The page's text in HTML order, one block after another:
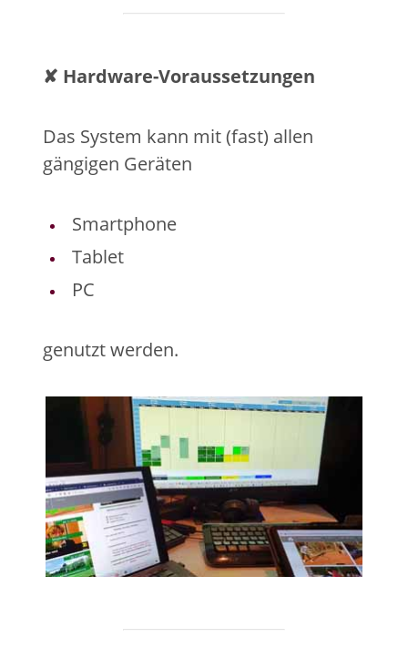
✘ Hardware-Voraussetzungen
Das System kann mit (fast) allen
gängigen Geräten
Smartphone
Tablet
PC
genutzt werden.